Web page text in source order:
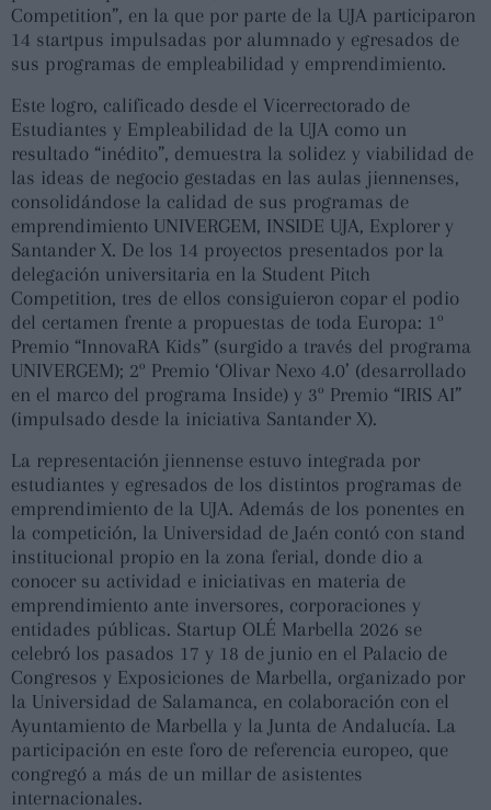
Competition”, en la que por parte de la UJA participaron
14 startpus impulsadas por alumnado y egresados de
sus programas de empleabilidad y emprendimiento.
Este logro, calificado desde el Vicerrectorado de
Estudiantes y Empleabilidad de la UJA como un
resultado “inédito”, demuestra la solidez y viabilidad de
las ideas de negocio gestadas en las aulas jiennenses,
consolidándose la calidad de sus programas de
emprendimiento UNIVERGEM, INSIDE UJA, Explorer y
Santander X. De los 14 proyectos presentados por la
delegación universitaria en la Student Pitch
Competition, tres de ellos consiguieron copar el podio
del certamen frente a propuestas de toda Europa: 1º
Premio “InnovaRA Kids” (surgido a través del programa
UNIVERGEM); 2º Premio ‘Olivar Nexo 4.0’ (desarrollado
en el marco del programa Inside) y 3º Premio “IRIS AI”
(impulsado desde la iniciativa Santander X).
La representación jiennense estuvo integrada por
estudiantes y egresados de los distintos programas de
emprendimiento de la UJA. Además de los ponentes en
la competición, la Universidad de Jaén contó con stand
institucional propio en la zona ferial, donde dio a
conocer su actividad e iniciativas en materia de
emprendimiento ante inversores, corporaciones y
entidades públicas. Startup OLÉ Marbella 2026 se
celebró los pasados 17 y 18 de junio en el Palacio de
Congresos y Exposiciones de Marbella, organizado por
la Universidad de Salamanca, en colaboración con el
Ayuntamiento de Marbella y la Junta de Andalucía. La
participación en este foro de referencia europeo, que
congregó a más de un millar de asistentes
internacionales.